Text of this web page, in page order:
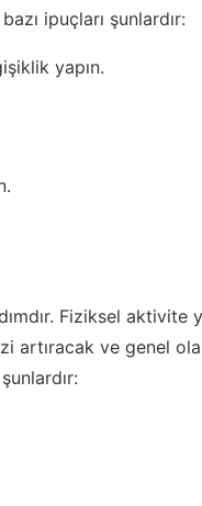
ipuçları şunlardır:
yapın.
Fiziksel aktivite
artıracak ve genel